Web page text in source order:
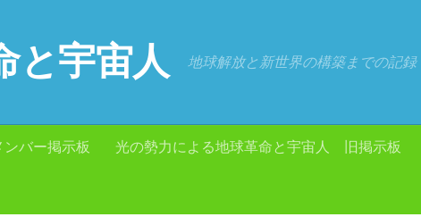
と宇宙人 地球解放と新世界の構築までの記録
バー掲示板 光の勢力による地球革命と宇宙人 旧掲示板